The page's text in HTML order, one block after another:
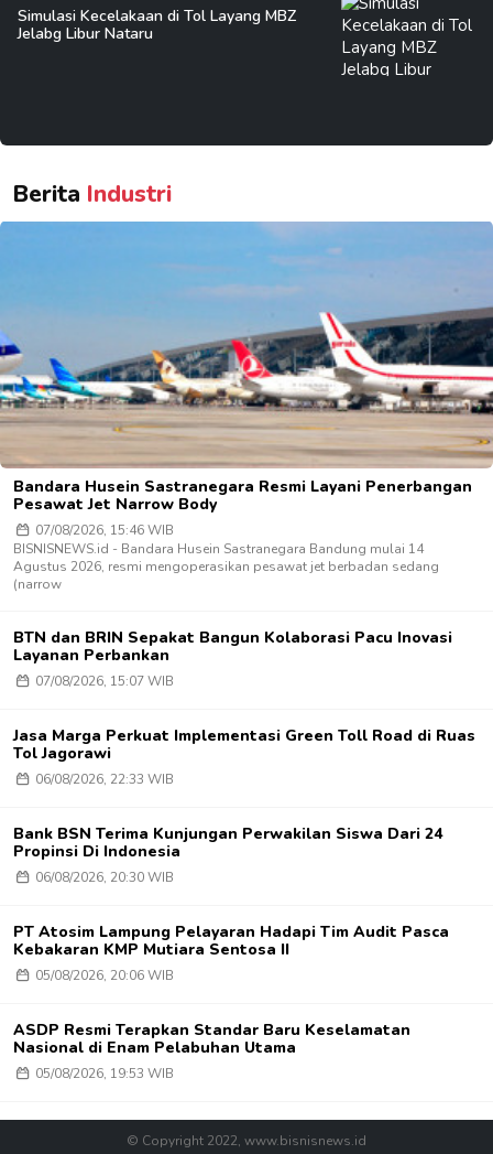
Simulasi Kecelakaan di Tol Layang MBZ
Jelabg Libur Nataru
Berita Industri
Bandara Husein Sastranegara Resmi Layani Penerbangan
Pesawat Jet Narrow Body
07/08/2026, 15:46 WIB
BISNISNEWS.id - Bandara Husein Sastranegara Bandung mulai 14
Agustus 2026, resmi mengoperasikan pesawat jet berbadan sedang
(narrow
BTN dan BRIN Sepakat Bangun Kolaborasi Pacu Inovasi
Layanan Perbankan
07/08/2026, 15:07 WIB
Jasa Marga Perkuat Implementasi Green Toll Road di Ruas
Tol Jagorawi
06/08/2026, 22:33 WIB
Bank BSN Terima Kunjungan Perwakilan Siswa Dari 24
Propinsi Di Indonesia
06/08/2026, 20:30 WIB
PT Atosim Lampung Pelayaran Hadapi Tim Audit Pasca
Kebakaran KMP Mutiara Sentosa II
05/08/2026, 20:06 WIB
ASDP Resmi Terapkan Standar Baru Keselamatan
Nasional di Enam Pelabuhan Utama
05/08/2026, 19:53 WIB
© Copyright 2022, www.bisnisnews.id